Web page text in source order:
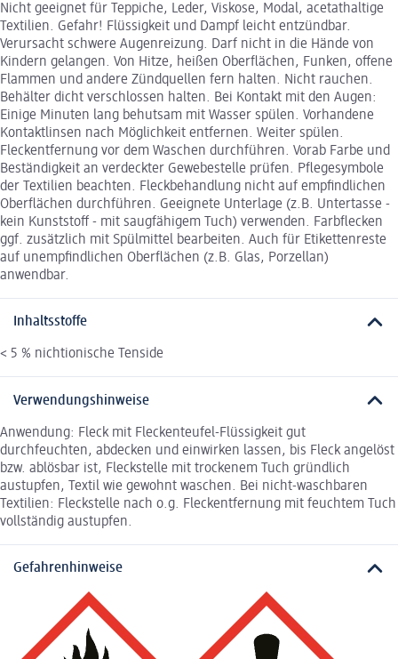
Nicht geeignet für Teppiche, Leder, Viskose, Modal, acetathaltige
Textilien. Gefahr! Flüssigkeit und Dampf leicht entzündbar.
Verursacht schwere Augenreizung. Darf nicht in die Hände von
Kindern gelangen. Von Hitze, heißen Oberflächen, Funken, offene
Flammen und andere Zündquellen fern halten. Nicht rauchen.
Behälter dicht verschlossen halten. Bei Kontakt mit den Augen:
Einige Minuten lang behutsam mit Wasser spülen. Vorhandene
Kontaktlinsen nach Möglichkeit entfernen. Weiter spülen.
Fleckentfernung vor dem Waschen durchführen. Vorab Farbe und
Beständigkeit an verdeckter Gewebestelle prüfen. Pflegesymbole
der Textilien beachten. Fleckbehandlung nicht auf empfindlichen
Oberflächen durchführen. Geeignete Unterlage (z.B. Untertasse -
kein Kunststoff - mit saugfähigem Tuch) verwenden. Farbflecken
ggf. zusätzlich mit Spülmittel bearbeiten. Auch für Etikettenreste
auf unempfindlichen Oberflächen (z.B. Glas, Porzellan)
anwendbar.
Inhaltsstoffe
< 5 % nichtionische Tenside
Verwendungshinweise
Anwendung: Fleck mit Fleckenteufel-Flüssigkeit gut
durchfeuchten, abdecken und einwirken lassen, bis Fleck angelöst
bzw. ablösbar ist, Fleckstelle mit trockenem Tuch gründlich
austupfen, Textil wie gewohnt waschen. Bei nicht-waschbaren
Textilien: Fleckstelle nach o.g. Fleckentfernung mit feuchtem Tuch
vollständig austupfen.
Gefahrenhinweise